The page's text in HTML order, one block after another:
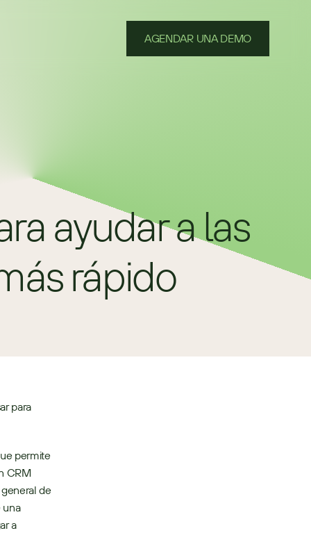
AGENDAR UNA DEMO
ayudar a las
rápido
para
permite
CRM
de
una
a